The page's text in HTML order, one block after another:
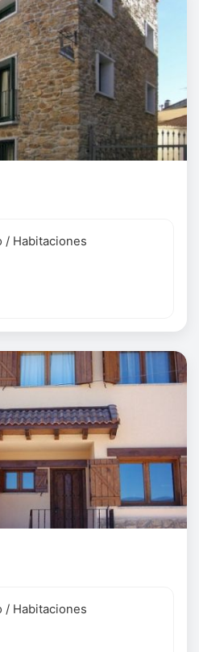
Habitaciones
Habitaciones